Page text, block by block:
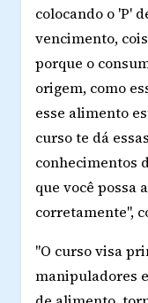
colocando o 'P'
vencimento,
porque o
origem, como
esse alimento
curso te dá
conhecimentos
que você possa
corretamente",
"O curso visa
manipuladores